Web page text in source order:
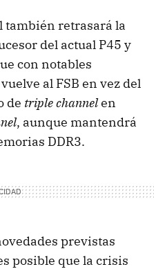
también retrasará la
del actual P45 y
con notables
al FSB en vez del
de triple channelen
, aunque mantendrá
DDR3.
previstas
posible que la crisis